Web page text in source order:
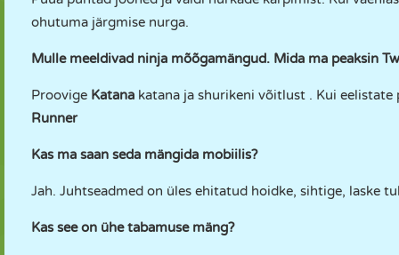
ohutuma järgmise nurga.
Mulle meeldivad ninja mõõgamängud. Mida ma peaksin
Proovige Katana katana ja shurikeni võitlust . Kui
Runner
Kas ma saan seda mängida mobiilis?
Jah. Juhtseadmed on üles ehitatud hoidke, sihtige, laske
Kas see on ühe tabamuse mäng?